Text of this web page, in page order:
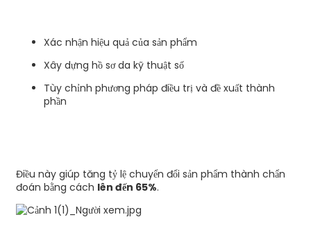
Xác nhận hiệu quả của sản phẩm
Xây dựng hồ sơ da kỹ thuật số
Tùy chỉnh phương pháp điều trị và đề xuất thành
phần
Điều này giúp tăng tỷ lệ chuyển đổi sản phẩm thành chẩn
đoán bằng cách lên đến 65%.